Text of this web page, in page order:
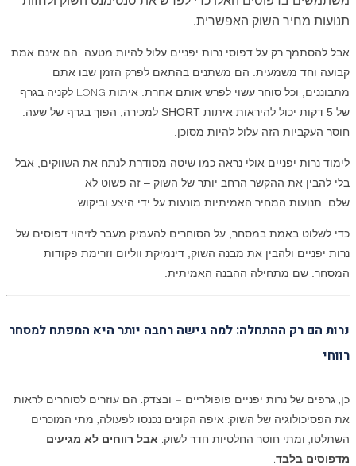
תנועות מחיר השוק האפשרית.
אבל להסתמך רק על דפוסי נרות יפניים עלול להיות מטעה. הם אינם אמת
קבועה וחד משמעית. הם משתנים בהתאם לפרק הזמן שבו אתם
מתבוננים, וכל סוחר עשוי לפרש אותם אחרת. איתות LONG לקניה בגרף
של 5 דקות יכול להיראות איתות SHORT
למכירה, הפוך בגרף של שעה.
חוסר העקביות הזה עלול להיות מסוכן.
לימוד נרות יפניים אולי נראה כמו שיטה מסודרת לנתח את השווקים, אבל
בלי להבין את ההקשר הרחב יותר של השוק – זה פשוט לא
שלם. תנועות המחיר האמיתיות מונעות על ידי היצע וביקוש.
כדי לשלוט באמת במסחר, על הסוחרים להעמיק מעבר לזיהוי דפוסים של
נרות יפניים ולהבין את מבנה השוק, דינמיקת ווליום וזרימת פקודות
המסחר. שם מתחילה ההבנה האמיתית.
נרות הם רק ההתחלה: למה גישה רחבה יותר היא המפתח למסחר
רווחי
כן, גרפים של נרות יפניים פופולריים – ובצדק. הם עוזרים לסוחרים לראות
את הפסיכולוגיה של השוק: איפה הקונים נכנסו לפעולה, מתי המוכרים
השתלטו, ומתי חוסר החלטיות חדר לשוק. אבל רווחים לא מגיעים
מדפוסים בלבד.